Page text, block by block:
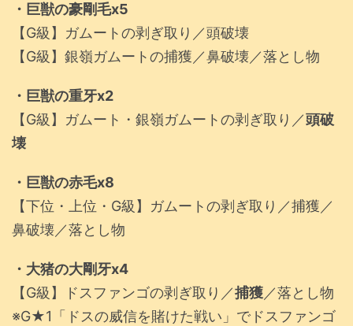
・巨獣の豪剛毛x5
【G級】ガムートの剥ぎ取り／頭破壊
【G級】銀嶺ガムートの捕獲／鼻破壊／落とし物
・巨獣の重牙x2
【G級】ガムート・銀嶺ガムートの剥ぎ取り／頭破
壊
・巨獣の赤毛x8
【下位・上位・G級】ガムートの剥ぎ取り／捕獲／
鼻破壊／落とし物
・大猪の大剛牙x4
【G級】ドスファンゴの剥ぎ取り／捕獲／落とし物
※G★1「ドスの威信を賭けた戦い」でドスファンゴ